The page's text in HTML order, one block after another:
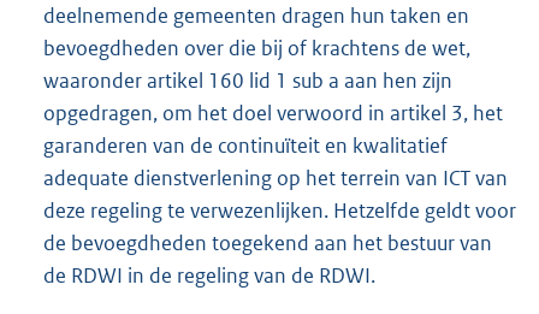
deelnemende gemeenten dragen hun taken en
bevoegdheden over die bij of krachtens de wet,
waaronder artikel 160 lid 1 sub a aan hen zijn
opgedragen, om het doel verwoord in artikel 3, het
garanderen van de continuïteit en kwalitatief
adequate dienstverlening op het terrein van ICT van
deze regeling te verwezenlijken. Hetzelfde geldt voor
de bevoegdheden toegekend aan het bestuur van
de RDWI in de regeling van de RDWI.